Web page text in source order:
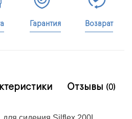
Гарантия Возврат
Отзывы (0)